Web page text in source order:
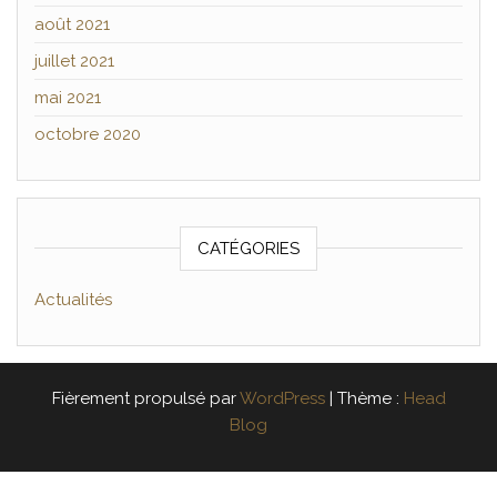
août 2021
juillet 2021
mai 2021
octobre 2020
CATÉGORIES
Actualités
Fièrement propulsé parWordPress Thème : Head
Blog